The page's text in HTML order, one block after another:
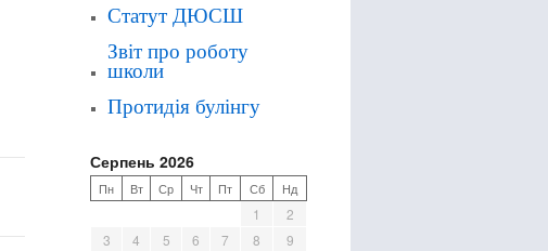
Статут ДЮСШ
Звіт про роботу
школи
Протидія булінгу
Серпень 2026
Пн Вт Ср Чт Пт Сб Нд
1
2
3
4 5 6 7 8
9